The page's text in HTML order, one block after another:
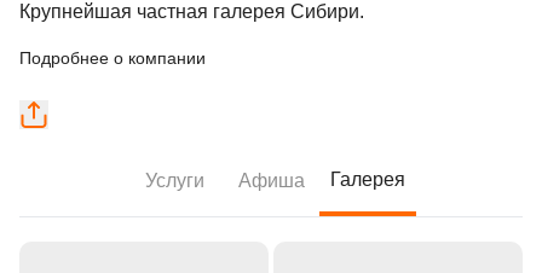
Крупнейшая частная галерея Сибири.
Подробнее о компании
Услуги Афиша Галерея